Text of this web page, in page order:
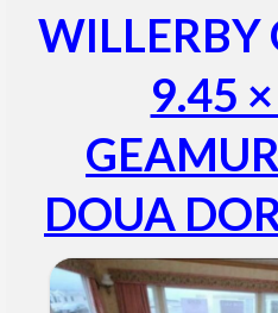
WILLERBY
9.45
DOUA